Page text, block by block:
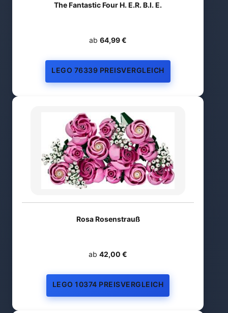
The Fantastic Four H. E.R. B.I. E.
ab 64,99 €
LEGO 76339 PREISVERGLEICH
Rosa Rosenstrauß
ab 42,00 €
LEGO 10374 PREISVERGLEICH